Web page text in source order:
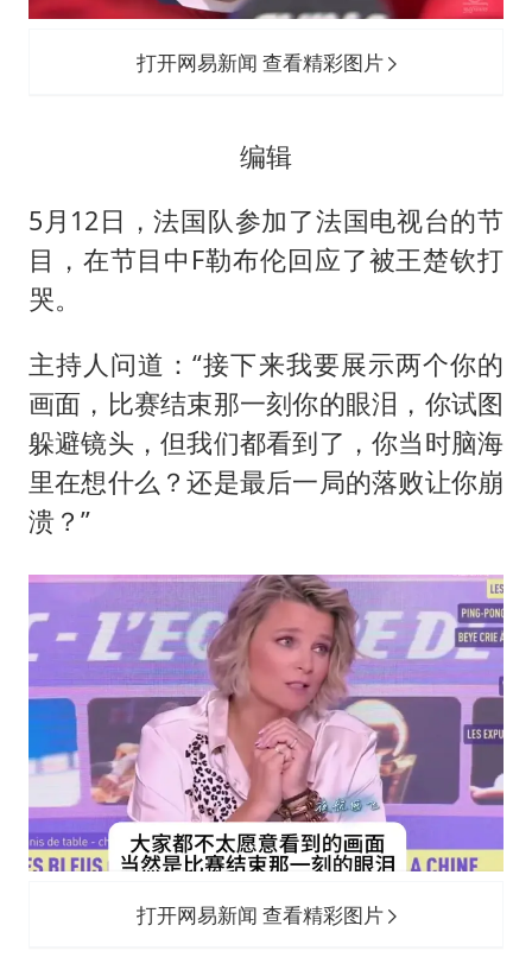
打开网易新闻 查看精彩图片
编辑
5月12日，法国队参加了法国电视台的节
目，在节目中F勒布伦回应了被王楚钦打
哭。
主持人问道：“接下来我要展示两个你的
画面，比赛结束那一刻你的眼泪，你试图
躲避镜头，但我们都看到了，你当时脑海
里在想什么？还是最后一局的落败让你崩
溃？”
打开网易新闻 查看精彩图片